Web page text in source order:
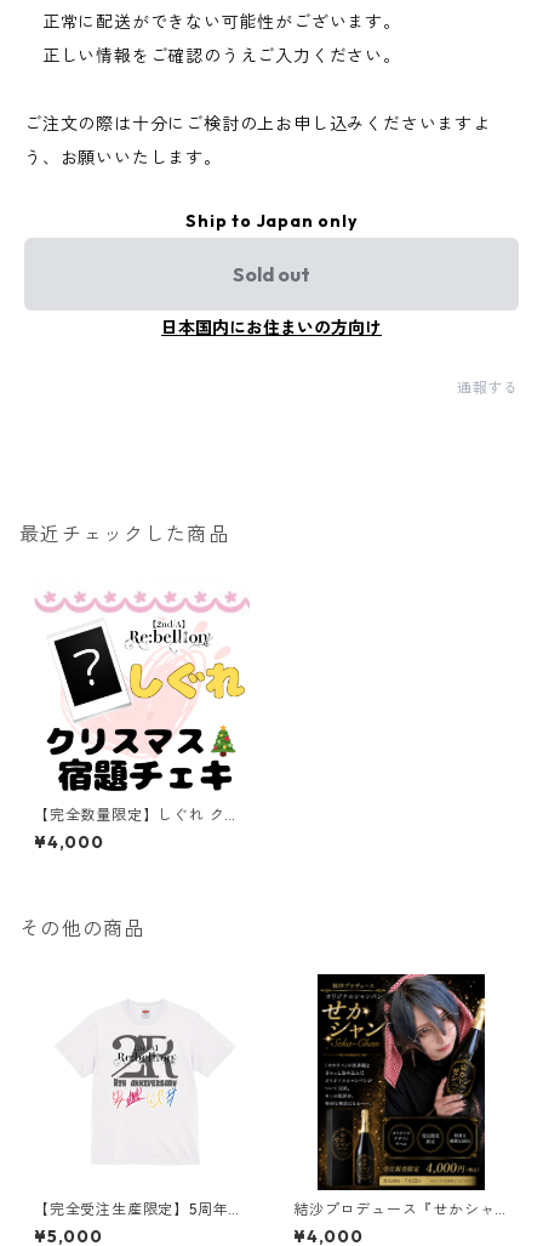
正常に配送ができない可能性がございます。
正しい情報をご確認のうえご入力ください。
ご注文の際は十分にご検討の上お申し込みくださいますよ
う、お願いいたします。
Ship to Japan only
Sold out
日本国内にお住まいの方向け
通報する
最近チェックした商品
【完全数量限定】しぐれ クリ
スマス宿題チェキ
¥4,000
その他の商品
【完全受注生産限定】5周年記
念限定Tシャツ
¥5,000
結沙プロデュース『せかシャ
ン』
¥4,000